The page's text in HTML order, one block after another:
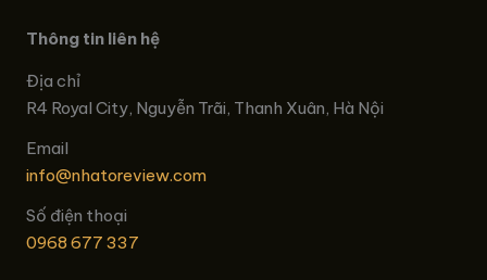
Thông tin liên hệ
Địa chỉ
R4 Royal City, Nguyễn Trãi, Thanh Xuân, Hà Nội
Email
info@nhatoreview.com
Số điện thoại
0968 677 337